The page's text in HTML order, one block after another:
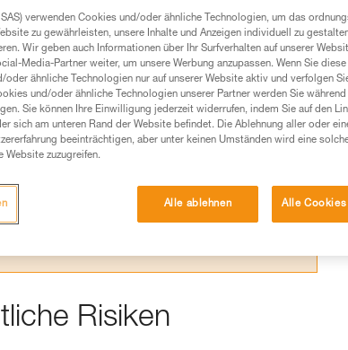
um die es in diesem Tech Tipp geht,
Um diese Zusatzinformationen verstehen zu
enthaltenen Informationen richtig
Ausbildung und ein spezielles
ob Sie in der Lage sind, den Vorgang
durchführen.
Techniken. Möglicherweise gibt es
Risiken
verwenden Cookies und/oder ähnliche Technologien, um das
zu gewährleisten, unsere Inhalte und Anzeigen individuell zu
Wir geben auch Informationen über Ihr Surfverhalten auf unserer
Media-Partner weiter, um unsere Werbung anzupassen. Wenn Sie
oder ähnliche Technologien nur auf unserer Website aktiv und verfolgen
und/oder ähnliche Technologien unserer Partner werden Sie während
Sie können Ihre Einwilligung jederzeit widerrufen, indem Sie auf den
sich am unteren Rand der Website befindet. Die Ablehnung aller oder
beeinträchtigen, aber unter keinen Umständen wird eine
Website zuzugreifen.
Alle ablehnen Alle